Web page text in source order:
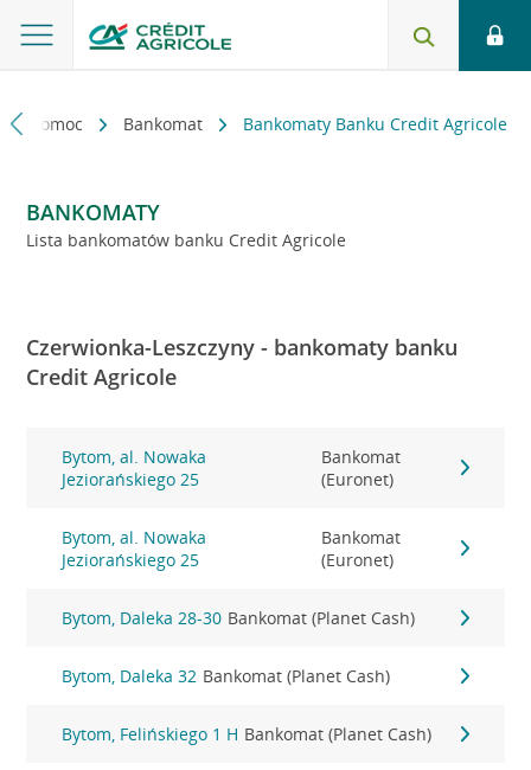
i pomoc Bankomat Bankomaty Banku Credit Agricole
BANKOMATY
Lista bankomatów banku Credit Agricole
Czerwionka-Leszczyny - bankomaty banku
Credit Agricole
Bytom, al. Nowaka
Jeziorańskiego 25
Bankomat
(Euronet)
Bytom, al. Nowaka
Jeziorańskiego 25
Bankomat
(Euronet)
Bytom, Daleka 28-30 Bankomat (Planet Cash)
Bytom, Daleka 32 Bankomat (Planet Cash)
Bytom, Felińskiego 1 H Bankomat (Planet Cash)